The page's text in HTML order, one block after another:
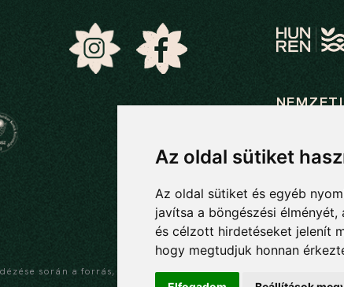
Az oldal sütiket
Az oldal sütiket és egyéb
javítsa a böngészési
és célzott hirdetéseket jelenít
hogy megtudjuk honnan
során a forrás, valamint az
Ökológiai
06 28 360